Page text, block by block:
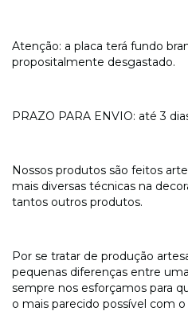
Atenção: a placa terá fundo
propositalmente desgastado.
PRAZO PARA ENVIO: até 3
Nossos produtos são feitos
mais diversas técnicas na
tantos outros produtos.
Por se tratar de produção
pequenas diferenças entre
sempre nos esforçamos para
o mais parecido possível com o